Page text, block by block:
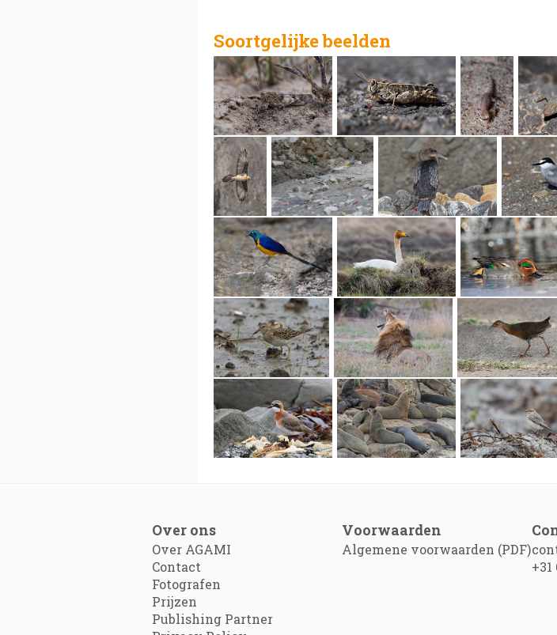
Soortgelijke beelden
Over ons
Over AGAMI
Contact
Fotografen
Prijzen
Publishing Partner
Voorwaarden
Algemene voorwaarden (PDF)
+31